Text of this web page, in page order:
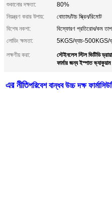
শুকানোর দক্ষতা:
80%
নিয়ন্ত্রণ করার উপায়:
বোতাম/টাচ স্ক্রিন/রিমোট
বিশেষ নকশা:
বিস্ফোরণ প্রতিরোধ/কম
লোডিং ক্ষমতা:
5KGS/ব্যাচ-500KGS/
লক্ষণীয় করা:
স্টেইনলেস স্টিল ভিটিডি
ফার্মার জন্য ইস্পাত ভ্যাকুয়াম
এর নীতিপরিবেশ বান্ধব উচ্চ দক্ষ